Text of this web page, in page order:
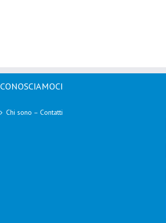
CONOSCIAMOCI
Chi sono – Contatti